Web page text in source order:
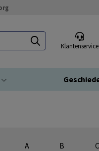
Klantenservice
A B C